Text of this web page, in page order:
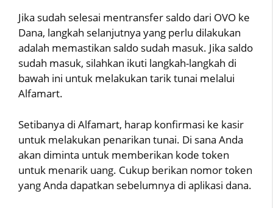
Jika sudah selesai mentransfer saldo dari OVO ke
Dana, langkah selanjutnya yang perlu dilakukan
adalah memastikan saldo sudah masuk. Jika saldo
sudah masuk, silahkan ikuti langkah-langkah di
bawah ini untuk melakukan tarik tunai melalui
Alfamart.
Setibanya di Alfamart, harap konfirmasi ke kasir
untuk melakukan penarikan tunai. Di sana Anda
akan diminta untuk memberikan kode token
untuk menarik uang. Cukup berikan nomor token
yang Anda dapatkan sebelumnya di aplikasi dana.